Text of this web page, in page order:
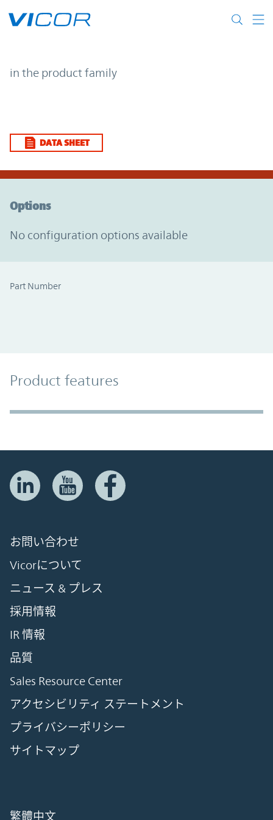
| | Vicor
in the product family
DATA SHEET
Options
No configuration options available
Part Number
Product Features
Product features
Accordion Section
お問い合わせ
Vicorについて
ニュース & プレス
採用情報
IR 情報
品質
Sales Resource Center
アクセシビリティ ステートメント
プライバシーポリシー
サイトマップ
繁體中文